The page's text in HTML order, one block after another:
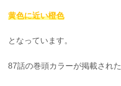
黄色に近い橙色
となっています。
87話の巻頭カラーが掲載され